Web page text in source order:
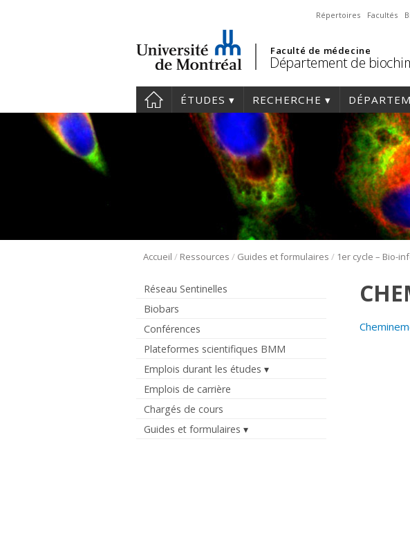
Répertoires Facultés
Faculté de médecine
Département de
ÉTUDES RECHERCHE
Accueil / Ressources / Guides et formulaires / 1er cycle – Bio-
Réseau Sentinelles
Biobars
Conférences
Plateformes scientifiques BMM
Emplois durant les études
Emplois de carrière
Chargés de cours
Guides et formulaires